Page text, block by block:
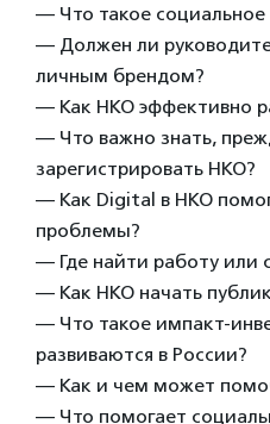
— Что такое
— Должен ли
личным брендом?
— Как НКО эффективно
— Что важно знать,
зарегистрировать НКО?
— Как Digital в НКО
проблемы?
— Где найти работу или
— Как НКО начать
— Что такое импакт-
развиваются в России?
— Как и чем может
— Что помогает